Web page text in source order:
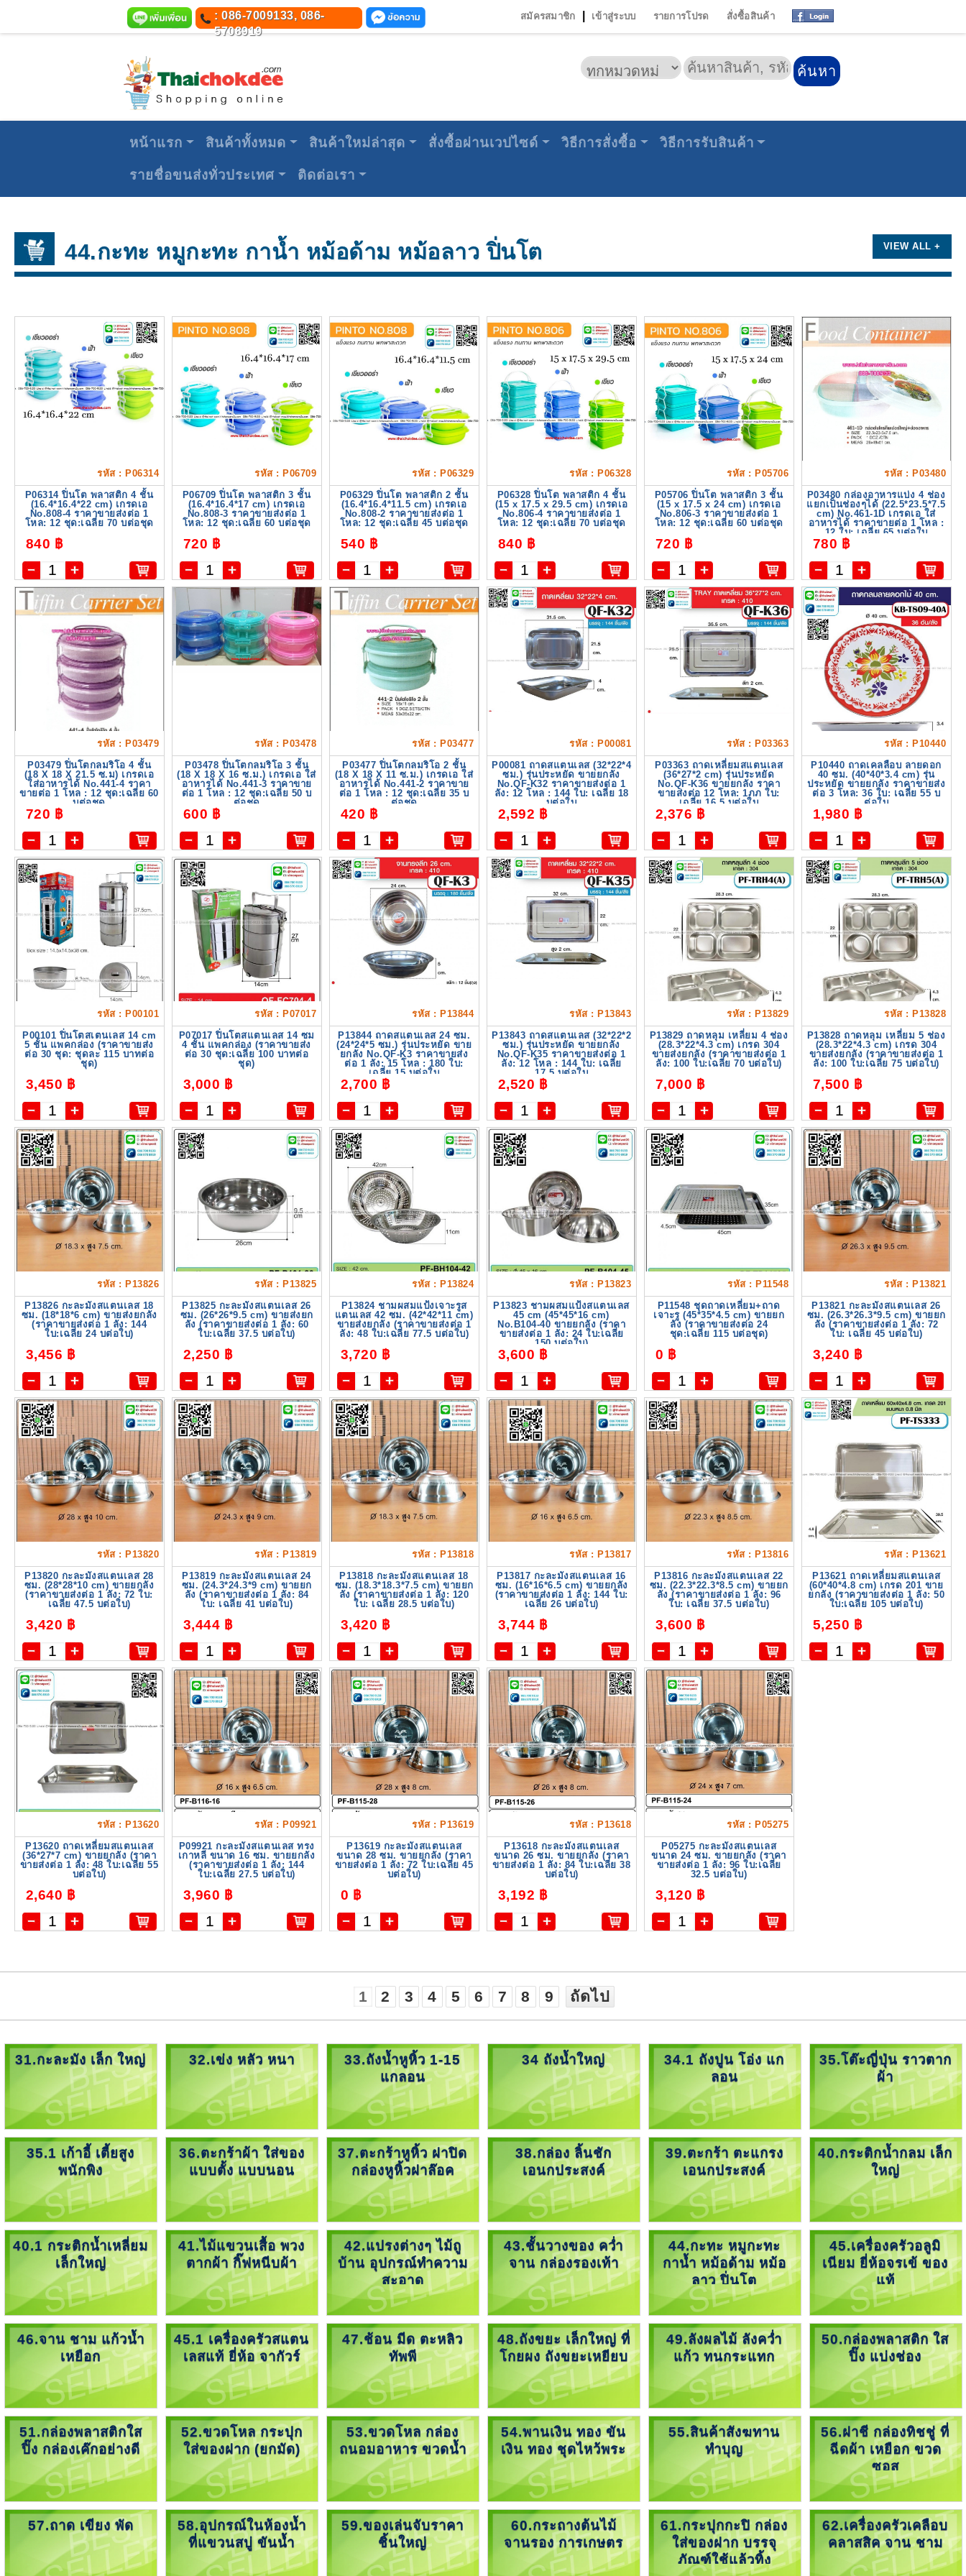
: 086-7009133, 086-
5708919
สมัครสมาชิก เข้าสู่ระบบ รายการโปรด สั่งซื้อสินค้า
หน้าแรก สินค้าทั้งหมด สินค้าใหม่ล่าสุด สั่งซื้อผ่านเวปไซด์ วิธีการสั่งซื้อ วิธีการรับสินค้า
รายชื่อขนส่งทั่วประเทศ ติดต่อเรา
44.กะทะ หมูกะทะ กาน้ำ หม้อด้าม หม้อลาว ปิ่นโต VIEW ALL +
รหัส : P06314
P06314 ปิ่นโต พลาสติก 4 ชั้น
(16.4*16.4*22 cm) เกรดเอ
No.808-4 ราคาขายส่งต่อ 1
โหล: 12 ชุด:เฉลี่ย 70 บต่อชุด
840 ฿
รหัส : P06709
P06709 ปิ่นโต พลาสติก 3 ชั้น
(16.4*16.4*17 cm) เกรดเอ
No.808-3 ราคาขายส่งต่อ 1
โหล: 12 ชุด:เฉลี่ย 60 บต่อชุด
720 ฿
รหัส : P06329
P06329 ปิ่นโต พลาสติก 2 ชั้น
(16.4*16.4*11.5 cm) เกรดเอ
No.808-2 ราคาขายส่งต่อ 1
โหล: 12 ชุด:เฉลี่ย 45 บต่อชุด
540 ฿
รหัส : P06328
P06328 ปิ่นโต พลาสติก 4 ชั้น
(15 x 17.5 x 29.5 cm) เกรดเอ
No.806-4 ราคาขายส่งต่อ 1
โหล: 12 ชุด:เฉลี่ย 70 บต่อชุด
840 ฿
รหัส : P05706
P05706 ปิ่นโต พลาสติก 3 ชั้น
(15 x 17.5 x 24 cm) เกรดเอ
No.806-3 ราคาขายส่งต่อ 1
โหล: 12 ชุด:เฉลี่ย 60 บต่อชุด
720 ฿
รหัส : P03480
P03480 กล่องอาหารแบ่ง 4 ช่อง
แยกเป็นช่องๆได้ (22.5*23.5*7.5
cm) No.461-1D เกรดเอ ใส่
อาหารได้ ราคาขายต่อ 1 โหล :
12 ใบ: เฉลี่ย 65 บต่อใบ
780 ฿
รหัส : P03479
P03479 ปิ่นโตกลมริโอ 4 ชั้น
(18 X 18 X 21.5 ซ.ม) เกรดเอ
ใส่อาหารได้ No.441-4 ราคา
ขายต่อ 1 โหล : 12 ชุด:เฉลี่ย 60
บต่อชุด
720 ฿
รหัส : P03478
P03478 ปิ่นโตกลมริโอ 3 ชั้น
(18 X 18 X 16 ซ.ม.) เกรดเอ ใส่
อาหารได้ No.441-3 ราคาขาย
ต่อ 1 โหล : 12 ชุด:เฉลี่ย 50 บ
ต่อชุด
600 ฿
รหัส : P03477
P03477 ปิ่นโตกลมริโอ 2 ชั้น
(18 X 18 X 11 ซ.ม.) เกรดเอ ใส่
อาหารได้ No.441-2 ราคาขาย
ต่อ 1 โหล : 12 ชุด:เฉลี่ย 35 บ
ต่อชุด
420 ฿
รหัส : P00081
P00081 ถาดสแตนเลส (32*22*4
ซม.) รุ่นประหยัด ขายยกลัง
No.QF-K32 ราคาขายส่งต่อ 1
ลัง: 12 โหล : 144 ใบ: เฉลี่ย 18
บต่อใบ
2,592 ฿
รหัส : P03363
P03363 ถาดเหลี่ยมสแตนเลส
(36*27*2 cm) รุ่นประหยัด
No.QF-K36 ขายยกลัง ราคา
ขายส่งต่อ 12 โหล: 1ภภ ใบ:
เฉลี่ย 16.5 บต่อใบ
2,376 ฿
รหัส : P10440
P10440 ถาดเคลลือบ ลายดอก
40 ซม. (40*40*3.4 cm) รุ่น
ประหยัด ขายยกลัง ราคาขายส่ง
ต่อ 3 โหล: 36 ใบ: เฉลี่ย 55 บ
ต่อใบ
1,980 ฿
รหัส : P00101
P00101 ปิ่นโตสเตนเลส 14 cm
5 ชั้น แพคกล่อง (ราคาขายส่ง
ต่อ 30 ชุด: ชุดละ 115 บาทต่อ
ชุด)
3,450 ฿
รหัส : P07017
P07017 ปิ่นโตสแตนเลส 14 ซม
4 ชั้น แพคกล่อง (ราคาขายส่ง
ต่อ 30 ชุด:เฉลี่ย 100 บาทต่อ
ชุด)
3,000 ฿
รหัส : P13844
P13844 ถาดสแตนเลส 24 ซม.
(24*24*5 ซม.) รุ่นประหยัด ขาย
ยกลัง No.QF-K3 ราคาขายส่ง
ต่อ 1 ลัง: 15 โหล : 180 ใบ:
เฉลี่ย 15 บต่อใบ
2,700 ฿
รหัส : P13843
P13843 ถาดสแตนเลส (32*22*2
ซม.) รุ่นประหยัด ขายยกลัง
No.QF-K35 ราคาขายส่งต่อ 1
ลัง: 12 โหล : 144 ใบ: เฉลี่ย
17.5 บต่อใบ
2,520 ฿
รหัส : P13829
P13829 ถาดหลุม เหลี่ยม 4 ช่อง
(28.3*22*4.3 cm) เกรด 304
ขายส่งยกลัง (ราคาขายส่งต่อ 1
ลัง: 100 ใบ:เฉลี่ย 70 บต่อใบ)
7,000 ฿
รหัส : P13828
P13828 ถาดหลุม เหลี่ยม 5 ช่อง
(28.3*22*4.3 cm) เกรด 304
ขายส่งยกลัง (ราคาขายส่งต่อ 1
ลัง: 100 ใบ:เฉลี่ย 75 บต่อใบ)
7,500 ฿
รหัส : P13826
P13826 กะละมังสแตนเลส 18
ซม. (18*18*6 cm) ขายส่งยกลัง
(ราคาขายส่งต่อ 1 ลัง: 144
ใบ:เฉลี่ย 24 บต่อใบ)
3,456 ฿
รหัส : P13825
P13825 กะละมังสแตนเลส 26
ซม. (26*26*9.5 cm) ขายส่งยก
ลัง (ราคาขายส่งต่อ 1 ลัง: 60
ใบ:เฉลี่ย 37.5 บต่อใบ)
2,250 ฿
รหัส : P13824
P13824 ชามผสมแป้งเจาะรูส
แตนเลส 42 ซม. (42*42*11 cm)
ขายส่งยกลัง (ราคาขายส่งต่อ 1
ลัง: 48 ใบ:เฉลี่ย 77.5 บต่อใบ)
3,720 ฿
รหัส : P13823
P13823 ชามผสมแป้งสแตนเลส
45 cm (45*45*16 cm)
No.B104-40 ขายยกลัง (ราคา
ขายส่งต่อ 1 ลัง: 24 ใบ:เฉลี่ย
150 บต่อใบ)
3,600 ฿
รหัส : P11548
P11548 ชุดถาดเหลี่ยม+ถาด
เจาะรู (45*35*4.5 cm) ขายยก
ลัง (ราคาขายส่งต่อ 24
ชุด:เฉลี่ย 115 บต่อชุด)
0 ฿
รหัส : P13821
P13821 กะละมังสแตนเลส 26
ซม. (26.3*26.3*9.5 cm) ขายยก
ลัง (ราคาขายส่งต่อ 1 ลัง: 72
ใบ: เฉลี่ย 45 บต่อใบ)
3,240 ฿
รหัส : P13820
P13820 กะละมังสแตนเลส 28
ซม. (28*28*10 cm) ขายยกลัง
(ราคาขายส่งต่อ 1 ลัง: 72 ใบ:
เฉลี่ย 47.5 บต่อใบ)
3,420 ฿
รหัส : P13819
P13819 กะละมังสแตนเลส 24
ซม. (24.3*24.3*9 cm) ขายยก
ลัง (ราคาขายส่งต่อ 1 ลัง: 84
ใบ: เฉลี่ย 41 บต่อใบ)
3,444 ฿
รหัส : P13818
P13818 กะละมังสแตนเลส 18
ซม. (18.3*18.3*7.5 cm) ขายยก
ลัง (ราคาขายส่งต่อ 1 ลัง: 120
ใบ: เฉลี่ย 28.5 บต่อใบ)
3,420 ฿
รหัส : P13817
P13817 กะละมังสแตนเลส 16
ซม. (16*16*6.5 cm) ขายยกลัง
(ราคาขายส่งต่อ 1 ลัง: 144 ใบ:
เฉลี่ย 26 บต่อใบ)
3,744 ฿
รหัส : P13816
P13816 กะละมังสแตนเลส 22
ซม. (22.3*22.3*8.5 cm) ขายยก
ลัง (ราคาขายส่งต่อ 1 ลัง: 96
ใบ: เฉลี่ย 37.5 บต่อใบ)
3,600 ฿
รหัส : P13621
P13621 ถาดเหลี่ยมสแตนเลส
(60*40*4.8 cm) เกรด 201 ขาย
ยกลัง (ราคาขายส่งต่อ 1 ลัง: 50
ใบ:เฉลี่ย 105 บต่อใบ)
5,250 ฿
รหัส : P13620
P13620 ถาดเหลี่ยมสแตนเลส
(36*27*7 cm) ขายยกลัง (ราคา
ขายส่งต่อ 1 ลัง: 48 ใบ:เฉลี่ย 55
บต่อใบ)
2,640 ฿
รหัส : P09921
P09921 กะละมังสแตนเลส ทรง
เกาหลี ขนาด 16 ซม. ขายยกลัง
(ราคาขายส่งต่อ 1 ลัง: 144
ใบ:เฉลี่ย 27.5 บต่อใบ)
3,960 ฿
รหัส : P13619
P13619 กะละมังสแตนเลส
ขนาด 28 ซม. ขายยกลัง (ราคา
ขายส่งต่อ 1 ลัง: 72 ใบ:เฉลี่ย 45
บต่อใบ)
0 ฿
รหัส : P13618
P13618 กะละมังสแตนเลส
ขนาด 26 ซม. ขายยกลัง (ราคา
ขายส่งต่อ 1 ลัง: 84 ใบ:เฉลี่ย 38
บต่อใบ)
3,192 ฿
รหัส : P05275
P05275 กะละมังสแตนเลส
ขนาด 24 ซม. ขายยกลัง (ราคา
ขายส่งต่อ 1 ลัง: 96 ใบ:เฉลี่ย
32.5 บต่อใบ)
3,120 ฿
1 2 3 4 5 6 7 8 9 ถัดไป
31.กะละมัง เล็ก ใหญ่ 32.เข่ง หลัว หนา
33.ถังน้ำหูหิ้ว 1-15
แกลอน
34 ถังน้ำใหญ่
34.1 ถังปูน โอ่ง แก
ลอน
35.โต๊ะญี่ปุ่น ราวตาก
ผ้า
35.1 เก้าอี้ เตี้ยสูง
พนักพิง
36.ตะกร้าผ้า ใส่ของ
แบบตั้ง แบบนอน
37.ตะกร้าหูหิ้ว ฝาปิด
กล่องหูหิ้วฝาล๊อค
38.กล่อง ลิ้นชัก
เอนกประสงค์
39.ตะกร้า ตะแกรง
เอนกประสงค์
40.กระติกน้ำกลม เล็ก
ใหญ่
40.1 กระติกน้ำเหลี่ยม
เล็กใหญ่
41.ไม้แขวนเสื้อ พวง
ตากผ้า กิ๊ฟหนีบผ้า
42.แปรงต่างๆ ไม้ถู
บ้าน อุปกรณ์ทำความ
สะอาด
43.ชั้นวางของ คว่ำ
จาน กล่องรองเท้า
44.กะทะ หมูกะทะ
กาน้ำ หม้อด้าม หม้อ
ลาว ปิ่นโต
45.เครื่องครัวอลูมิ
เนียม ยี่ห้อจรเข้ ของ
แท้
46.จาน ชาม แก้วน้ำ
เหยือก
45.1 เครื่องครัวสแตน
เลสแท้ ยี่ห้อ จากัวร์
47.ช้อน มีด ตะหลิว
ทัพพี
48.ถังขยะ เล็กใหญ่ ที่
โกยผง ถังขยะเหยียบ
49.ลังผลไม้ ลังคว่ำ
แก้ว ทนกระแทก
50.กล่องพลาสติก ใส
ปิ๊ง แบ่งช่อง
51.กล่องพลาสติกใส
ปิ๊ง กล่องเค๊กอย่างดี
52.ขวดโหล กระปุก
ใส่ของฝาก (ยกมัด)
53.ขวดโหล กล่อง
ถนอมอาหาร ขวดน้ำ
54.พานเงิน ทอง ขัน
เงิน ทอง ชุดไหว้พระ
55.สินค้าสังฆทาน
ทำบุญ
56.ฝาชี กล่องทิชชู่ ที่
ฉีดผ้า เหยือก ขวด
ซอส
57.ถาด เขียง พัด
58.อุปกรณ์ในห้องน้ำ
ที่แขวนสบู่ ขันน้ำ
59.ของเล่นจับราคา
ชิ้นใหญ่
60.กระถางต้นไม้
จานรอง การเกษตร
61.กระปุกกะปิ กล่อง
ใส่ของฝาก บรรจุ
ภัณฑ์ใช้แล้วทิ้ง
62.เครื่องครัวเคลือบ
คลาสสิค จาน ชาม